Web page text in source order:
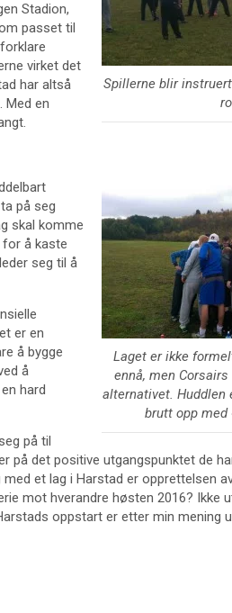
Spillerne blir
Stadion,
passet til
virket det
har altså
Med en
Laget er ikke
ennå, men
alternativet. Huddlen
brutt opp med
på seg
skal komme
for å kaste
seg til å
er en
å bygge
å
hard
på til
på det positive utgangspunktet de
et lag i Harstad er opprettelsen
mot hverandre høsten 2016? Ikke
oppstart er etter min mening